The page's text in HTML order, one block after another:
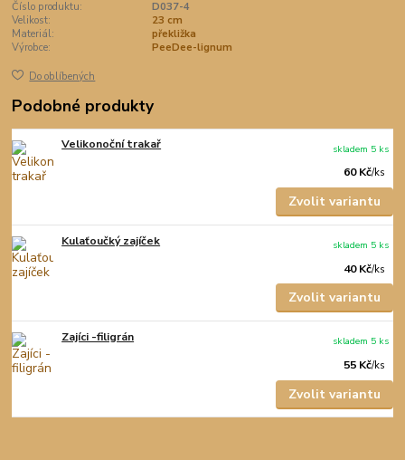
Číslo produktu:
D037-4
Velikost:
23 cm
Materiál:
překližka
Výrobce:
PeeDee-lignum
Do oblíbených
Podobné produkty
Velikonoční trakař
60 Kč/ks
skladem 5 ks
Zvolit variantu
Kulaťoučký zajíček
40 Kč/ks
skladem 5 ks
Zvolit variantu
Zajíci -filigrán
55 Kč/ks
skladem 5 ks
Zvolit variantu